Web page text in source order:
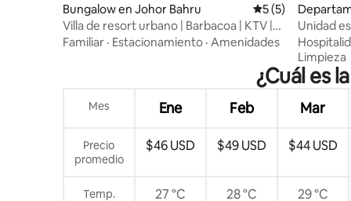
Bungalow en Johor Bahru Calificación
5 (5)
Villa de resort urbano | Barbacoa | KTV |
Piscina | Cargador EV
Familiar · Estacionamiento · Amenidades
strict
Unidad
Region
Limpieza
¿Cuál es
Mes Ene Feb Mar
Precio
promedio
$46 USD $49 USD $44 USD
Temp.
27 °C 28 °C 29 °C